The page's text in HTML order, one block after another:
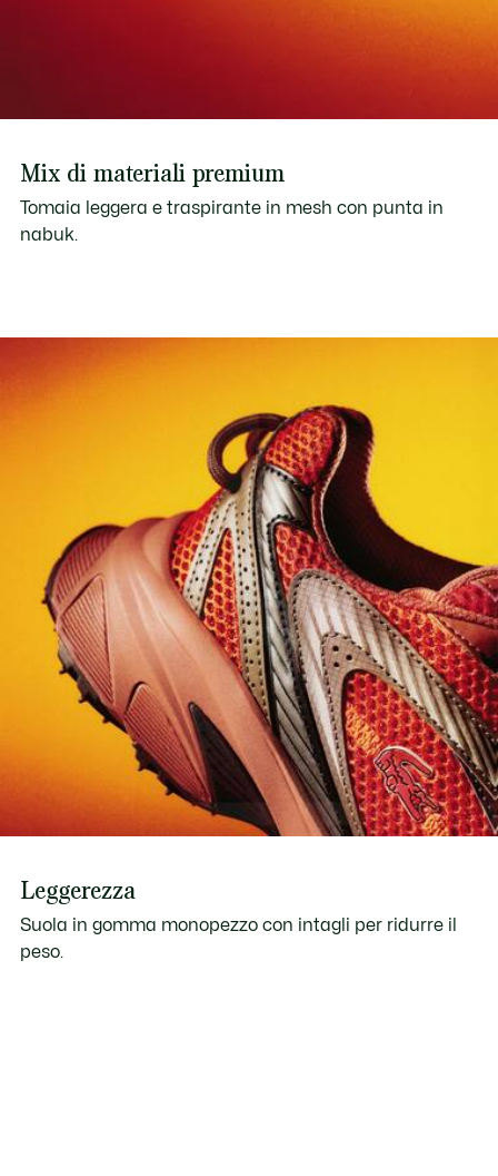
Mix di materiali premium
Tomaia leggera e traspirante in mesh con punta in
nabuk.
Leggerezza
Suola in gomma monopezzo con intagli per ridurre il
peso.